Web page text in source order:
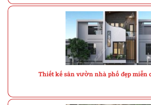
Thiết kế sân vườn nhà phố đẹp miễn